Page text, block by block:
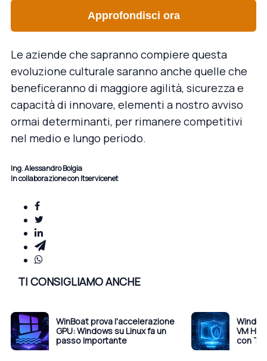
Approfondisci ora
Le aziende che sapranno compiere questa
evoluzione culturale saranno anche quelle che
beneficeranno di maggiore agilità, sicurezza e
capacità di innovare, elementi a nostro avviso
ormai determinanti, per rimanere competitivi
nel medio e lungo periodo.
Ing. Alessandro Bolgia
In collaborazione con Itservicenet
TI CONSIGLIAMO ANCHE
WinBoat prova l'accelerazione
GPU: Windows su Linux fa un
passo importante
VM
con